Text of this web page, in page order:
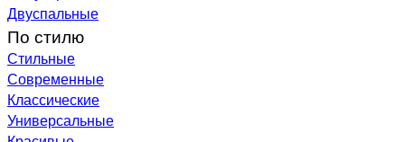
Двуспальные
По стилю
Стильные
Современные
Классические
Универсальные